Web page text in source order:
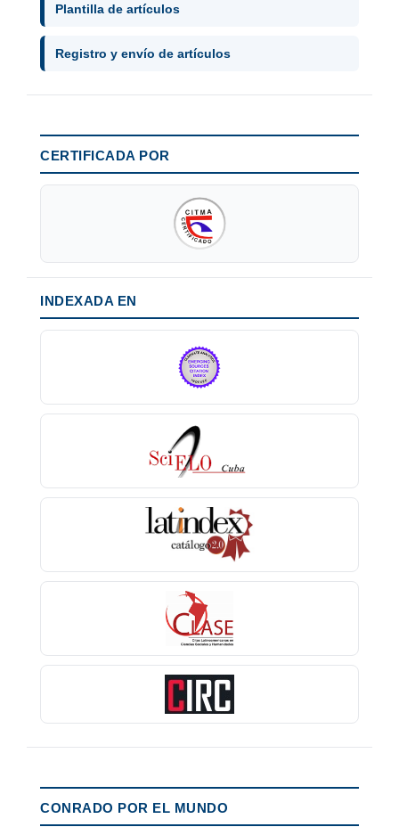
Plantilla de artículos
Registro y envío de artículos
CERTIFICADA POR
INDEXADA EN
CONRADO POR EL MUNDO